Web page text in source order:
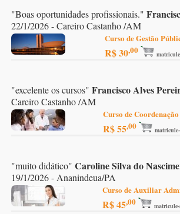
"Boas oportunidades profissionais."
22/1/2026 - Careiro Castanho /AM
Curso de Gestão
R$ 30,00
"excelente os cursos" Francisco Alves
Careiro Castanho /AM
Curso de
R$ 55,00
"muito didático" Caroline Silva do
19/1/2026 - Ananindeua/PA
Curso de Auxiliar
R$ 45,00 matricule-